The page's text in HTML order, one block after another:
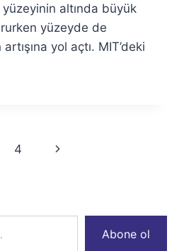
altında büyük
yüzeyde de
artışına yol açtı. MIT’deki
4
Next
Abone ol